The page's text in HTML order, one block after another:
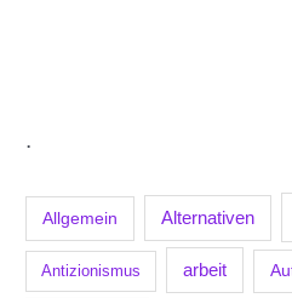
.
Allgemein Alternativen
Antizionismus arbeit